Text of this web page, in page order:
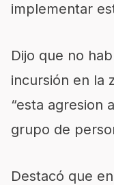
implementar
Dijo que no
incursión en la
“esta agresion
grupo de
Destacó que